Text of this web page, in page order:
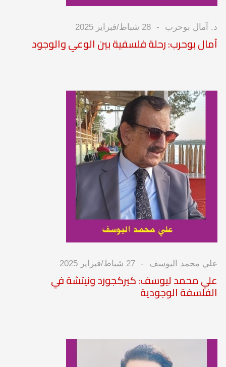
د. آمال بوحرب 28 شباط/فبراير 2025
آمال بوحرب: رحلة فلسفية بين الوعي والوجود
علي محمد اليوسف 27 شباط/فبراير 2025
علي محمد ليوسف: كيركجورد ونيتشة في
الفلسفة الوجودية